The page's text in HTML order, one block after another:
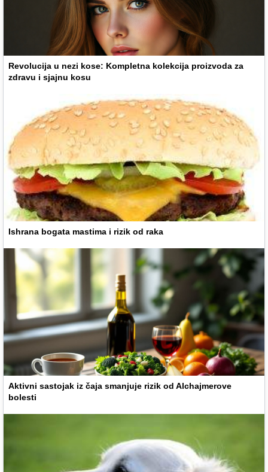
Revolucija u nezi kose: Kompletna kolekcija proizvoda za
zdravu i sjajnu kosu
Ishrana bogata mastima i rizik od raka
Aktivni sastojak iz čaja smanjuje rizik od Alchajmerove
bolesti